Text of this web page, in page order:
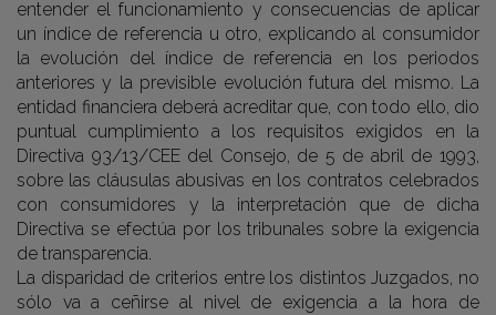
entender el funcionamiento y consecuencias de aplicar
un índice de referencia u otro, explicando al consumidor
la evolución del índice de referencia en los periodos
anteriores y la previsible evolución futura del mismo. La
entidad financiera deberá acreditar que, con todo ello, dio
puntual cumplimiento a los requisitos exigidos en la
Directiva 93/13/CEE del Consejo, de 5 de abril de 1993,
sobre las cláusulas abusivas en los contratos celebrados
con consumidores y la interpretación que de dicha
Directiva se efectúa por los tribunales sobre la exigencia
de transparencia.
La disparidad de criterios entre los distintos Juzgados, no
sólo va a ceñirse al nivel de exigencia a la hora de